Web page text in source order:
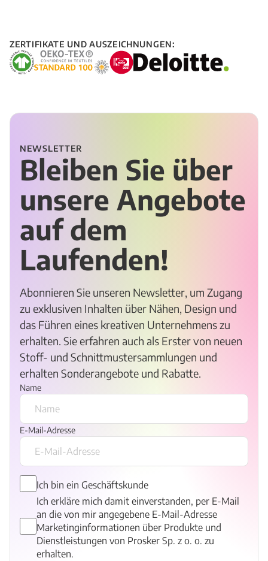
ZERTIFIKATE UND AUSZEICHNUNGEN:
NEWSLETTER
Bleiben Sie über
unsere Angebote
auf dem
Laufenden!
Abonnieren Sie unseren Newsletter, um Zugang
zu exklusiven Inhalten über Nähen, Design und
das Führen eines kreativen Unternehmens zu
erhalten. Sie erfahren auch als Erster von neuen
Stoff- und Schnittmustersammlungen und
erhalten Sonderangebote und Rabatte.
Name
E-Mail-Adresse
Ich bin ein Geschäftskunde
Ich erkläre mich damit einverstanden, per E-Mail
an die von mir angegebene E-Mail-Adresse
Marketinginformationen über Produkte und
Dienstleistungen von Prosker Sp. z o. o. zu
erhalten.